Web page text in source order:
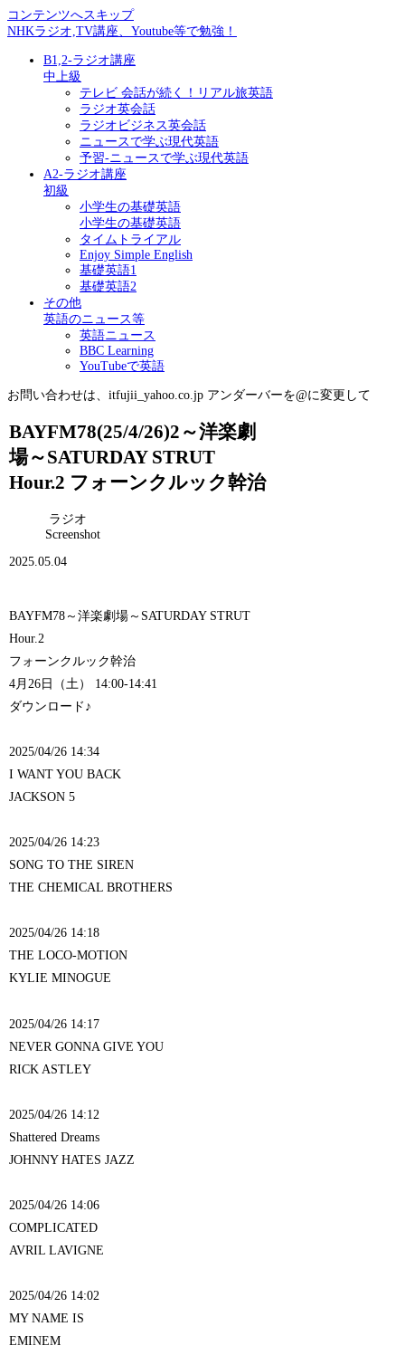
コンテンツへスキップ
NHKラジオ,TV講座、Youtube等で勉強！
B1,2-ラジオ講座
中上級
テレビ 会話が続く！リアル旅英語
ラジオ英会話
ラジオビジネス英会話
ニュースで学ぶ現代英語
予習-ニュースで学ぶ現代英語
A2-ラジオ講座
初級
小学生の基礎英語
小学生の基礎英語
タイムトライアル
Enjoy Simple English
基礎英語1
基礎英語2
その他
英語のニュース等
英語ニュース
BBC Learning
YouTubeで英語
お問い合わせは、itfujii_yahoo.co.jp アンダーバーを@に変更して
BAYFM78(25/4/26)2～洋楽劇
場～SATURDAY STRUT
Hour.2 フォーンクルック幹治
ラジオ
Screenshot
2025.05.04
BAYFM78～洋楽劇場～SATURDAY STRUT
Hour.2
フォーンクルック幹治
4月26日（土） 14:00-14:41
ダウンロード♪
2025/04/26 14:34
I WANT YOU BACK
JACKSON 5
2025/04/26 14:23
SONG TO THE SIREN
THE CHEMICAL BROTHERS
2025/04/26 14:18
THE LOCO-MOTION
KYLIE MINOGUE
2025/04/26 14:17
NEVER GONNA GIVE YOU
RICK ASTLEY
2025/04/26 14:12
Shattered Dreams
JOHNNY HATES JAZZ
2025/04/26 14:06
COMPLICATED
AVRIL LAVIGNE
2025/04/26 14:02
MY NAME IS
EMINEM